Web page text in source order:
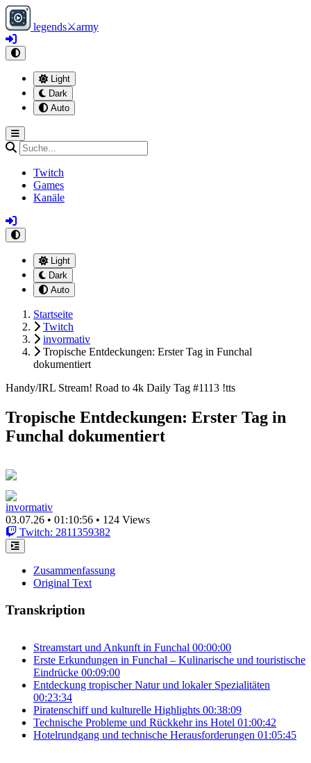
legends⚔army
Light
Dark
Auto
Twitch
Games
Kanäle
Light
Dark
Auto
Startseite
Twitch
invormativ
Tropische Entdeckungen: Erster Tag in Funchal
dokumentiert
Handy/IRL Stream! Road to 4k Daily Tag #1113 !tts
Tropische Entdeckungen: Erster Tag in
Funchal dokumentiert
invormativ
03.07.26 • 01:10:56 • 124 Views
Twitch: 2811359382
Zusammenfassung
Original Text
Transkription
Streamstart und Ankunft in Funchal 00:00:00
Erste Erkundungen in Funchal – Kulinarische und touristische
Eindrücke 00:09:00
Entdeckung tropischer Natur und lokaler Spezialitäten
00:23:34
Piratenschiff und kulturelle Highlights 00:38:09
Technische Probleme und Rückkehr ins Hotel 01:00:42
Hotelrundgang und technische Herausforderungen 01:05:45